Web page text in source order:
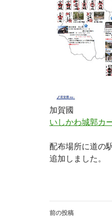
加賀國
いしかわ城郭カ
配布場所に道の
追加しました。
投
前の投稿